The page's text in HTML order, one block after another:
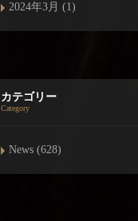
2024年3月 (1)
カテゴリー
Category
News (628)